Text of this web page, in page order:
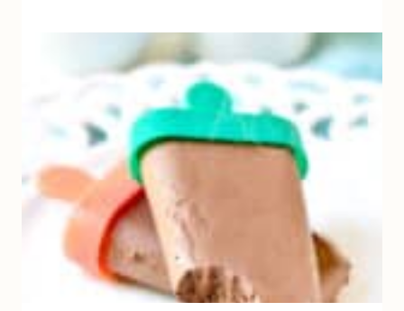
COURGETTES
AU
CITRON
BASILIC